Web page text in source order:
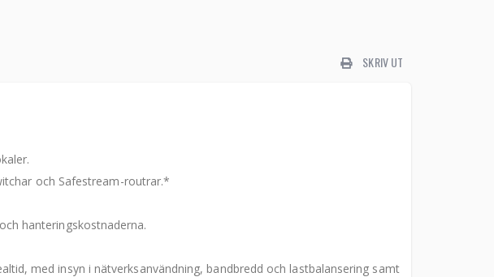
SKRIV UT
och Safestream-routrar.*
hanteringskostnaderna.
med insyn i nätverksanvändning, bandbredd och lastbalansering samt